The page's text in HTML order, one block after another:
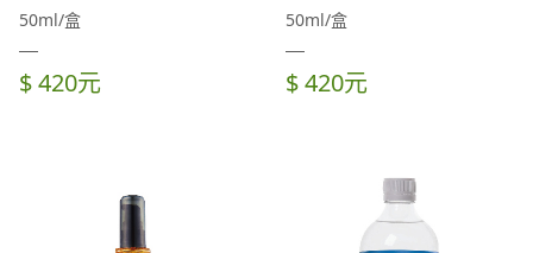
50ml/盒
$ 420元
50ml/盒
$ 420元